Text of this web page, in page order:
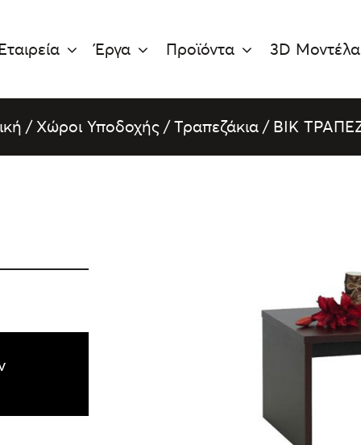
Έργα Προϊόντα 3D Μοντέλα
/ Χώροι Υποδοχής / Τραπεζάκια / BIK